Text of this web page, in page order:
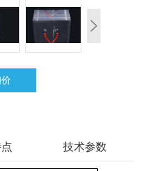
技术参数